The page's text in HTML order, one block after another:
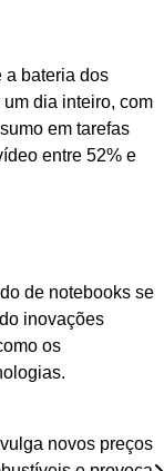
a bateria dos
um dia inteiro, com
em tarefas
entre 52% e
de notebooks se
inovações
os
novos preços